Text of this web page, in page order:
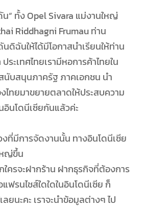
“ ทั้ง Opel Sivara แม่งานใหญ่
Riddhagni Frumau ท่าน
ดิฉันให้ได้มีโอกาสนำเรียนให้ท่าน
ระเทศไทยเรามีหอการค้าไทยใน
บสนุนภาครัฐ ภาคเอกชน นำ
ไทยมาขยายตลาดให้ประสบความ
อินโดนีเซียกันแล้วค่ะ
ที่มีการจัดงานนั้น ทางอินโดนีเซีย
หญ่ขึ้น
ครจะฝากร้าน ฝากธุรกิจที่ต้องการ
ฟรนไชส์ใดใดในอินโดนีเซีย ก็
ยนะคะ เราจะนำข้อมูลต่างๆ ไป